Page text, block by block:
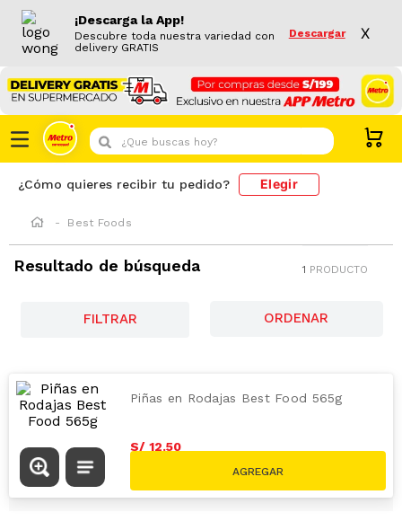
¡Descarga la App!
Descubre toda nuestra variedad con
delivery GRATIS
Descargar X
¿Que buscas hoy?
¿Cómo quieres recibir tu pedido? Elegir
Best Foods
Resultado de búsqueda 1 PRODUCTO
FILTRAR
Piñas en Rodajas Best Food 565g
S/ 12.50